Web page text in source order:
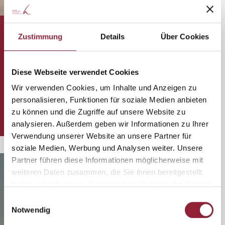
Zustimmung Details Über Cookies
Diese Webseite verwendet Cookies
Wir verwenden Cookies, um Inhalte und Anzeigen zu
personalisieren, Funktionen für soziale Medien anbieten
zu können und die Zugriffe auf unsere Website zu
analysieren. Außerdem geben wir Informationen zu Ihrer
Verwendung unserer Website an unsere Partner für
soziale Medien, Werbung und Analysen weiter. Unsere
Partner führen diese Informationen möglicherweise mit
weiteren Daten zusammen, die Sie ihnen bereitgestellt
Notwendig
Kraft. Heute ist er stellvertretender Pflegedienstleiter
und Pflegeexperte – doch sein Weg dorthin
überrascht.
Zum Alumnispotlight
02.02.2026